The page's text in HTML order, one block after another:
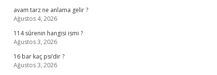
avam tarz ne anlama gelir ?
Ağustos 4, 2026
114 sûrenin hangisi ismi ?
Ağustos 3, 2026
16 bar kaç psi’dir ?
Ağustos 3, 2026